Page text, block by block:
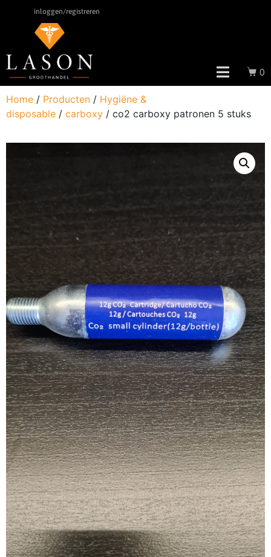
inloggen/registreren
0
Home / Producten / Hygiëne &
disposable / carboxy / co2 carboxy patronen 5 stuks